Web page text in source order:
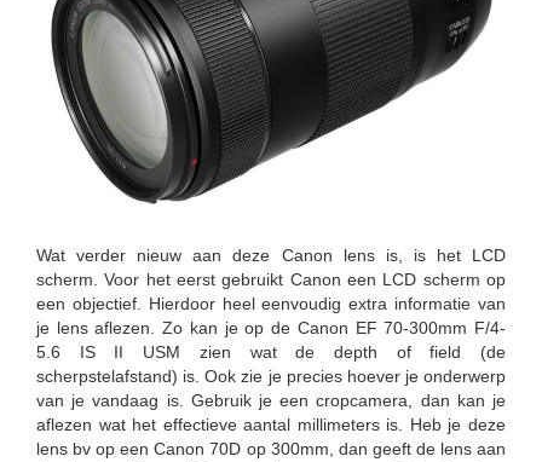
Wat verder nieuw aan deze Canon lens is, is het LCD
scherm. Voor het eerst gebruikt Canon een LCD scherm op
een objectief. Hierdoor heel eenvoudig extra informatie van
je lens aflezen. Zo kan je op de Canon EF 70-300mm F/4-
5.6 IS II USM zien wat de depth of field (de
scherpstelafstand) is. Ook zie je precies hoever je onderwerp
van je vandaag is. Gebruik je een cropcamera, dan kan je
aflezen wat het effectieve aantal millimeters is. Heb je deze
lens bv op een Canon 70D op 300mm, dan geeft de lens aan